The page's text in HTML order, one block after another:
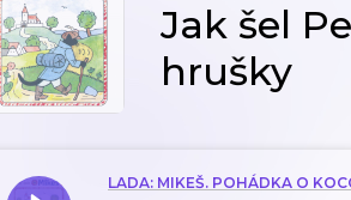
Jak šel
hrušky
LADA: MIKEŠ. POHÁDKA O